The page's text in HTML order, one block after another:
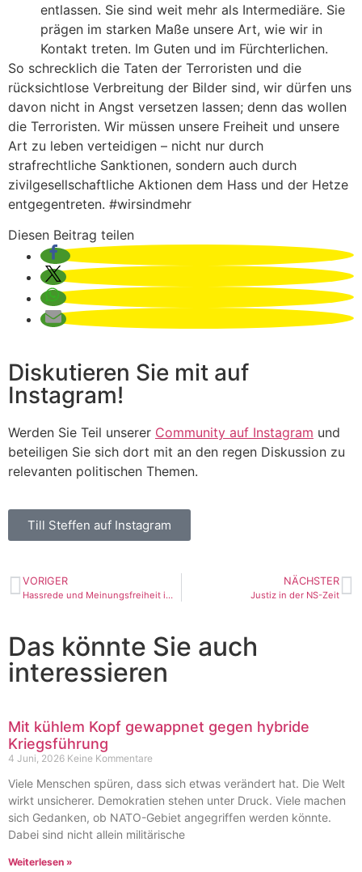
entlassen. Sie sind weit mehr als Intermediäre. Sie
prägen im starken Maße unsere Art, wie wir in
Kontakt treten. Im Guten und im Fürchterlichen.
So schrecklich die Taten der Terroristen und die
rücksichtlose Verbreitung der Bilder sind, wir dürfen uns
davon nicht in Angst versetzen lassen; denn das wollen
die Terroristen. Wir müssen unsere Freiheit und unsere
Art zu leben verteidigen – nicht nur durch
strafrechtliche Sanktionen, sondern auch durch
zivilgesellschaftliche Aktionen dem Hass und der Hetze
entgegentreten. #wirsindmehr
Diesen Beitrag teilen
Diskutieren Sie mit auf
Instagram!
Werden Sie Teil unserer Community auf Instagram und
beteiligen Sie sich dort mit an den regen Diskussion zu
relevanten politischen Themen.
Till Steffen auf Instagram
VORIGER
Hassrede und Meinungsfreiheit im Netz
NÄCHSTER
Justiz in der NS-Zeit
Das könnte Sie auch
interessieren
Mit kühlem Kopf gewappnet gegen hybride
Kriegsführung
4 Juni, 2026 Keine Kommentare
Viele Menschen spüren, dass sich etwas verändert hat. Die Welt
wirkt unsicherer. Demokratien stehen unter Druck. Viele machen
sich Gedanken, ob NATO-Gebiet angegriffen werden könnte.
Dabei sind nicht allein militärische
Weiterlesen »